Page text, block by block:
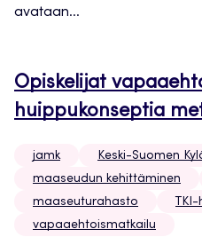
avataan...
Opiskelijat
huippukonseptia
jamk Keski-Suomen
maaseudun kehittäminen
maaseuturahasto
vapaaehtoismatkailu